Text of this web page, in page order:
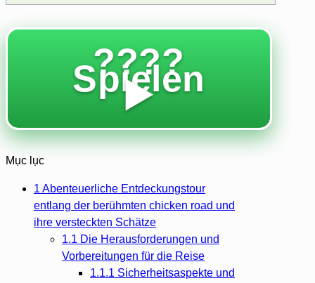
????
Spielen
▶️
Mục lục
1 Abenteuerliche Entdeckungstour
entlang der berühmten chicken road und
ihre versteckten Schätze
1.1 Die Herausforderungen und
Vorbereitungen für die Reise
1.1.1 Sicherheitsaspekte und